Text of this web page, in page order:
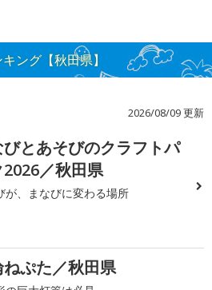
ング【秋田県】
2026/08/09 更新
びとあそびのクラフトパ
2026／秋田県
が、まなびに変わる場所
ねぷた／秋田県